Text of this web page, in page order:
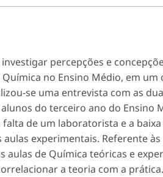
percepções e
no Ensino Médio, em
se uma entrevista com as
do terceiro ano do Ensino
de um laboratorista e a
experimentais. Referente
aulas de Química teóricas e
a teoria com a